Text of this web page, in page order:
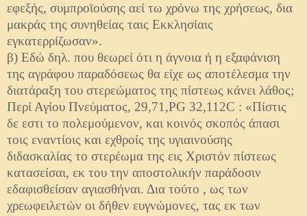
εφεξής, συμπροϊούσης αεί τω χρόνω της χρήσεως, δια
μακράς της συνηθείας ταις Εκκλησίαις
εγκατερρίζωσαν».
β) Εδώ δηλ. που θεωρεί ότι η άγνοια ή η εξαφάνιση
της αγράφου παραδόσεως θα είχε ως αποτέλεσμα την
διατάραξη του στερεώματος της πίστεως κάνει λάθος;
Περί Αγίου Πνεύματος, 29,71,PG 32,112C : «Πίστις
δε εστι το πολεμούμενον, και κοινός σκοπός άπασι
τοις εναντίοις και εχθροίς της υγιαινούσης
διδασκαλίας το στερέωμα της εις Χριστόν πίστεως
κατασείσαι, εκ του την αποστολικήν παράδοσιν
εδαφισθείσαν αγιασθήναι. Δια τούτο , ως των
χρεωφειλετών οι δήθεν ευγνώμονες, τας εκ των